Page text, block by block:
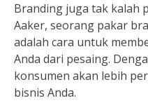
Branding juga tak kalah
Aaker, seorang pakar
adalah cara untuk
Anda dari pesaing.
konsumen akan lebih
bisnis Anda.